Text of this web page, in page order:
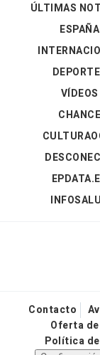
ÚLTIMAS
ESPAÑA
VÍDEOS
CHANCE
Contacto
Oferta
Política